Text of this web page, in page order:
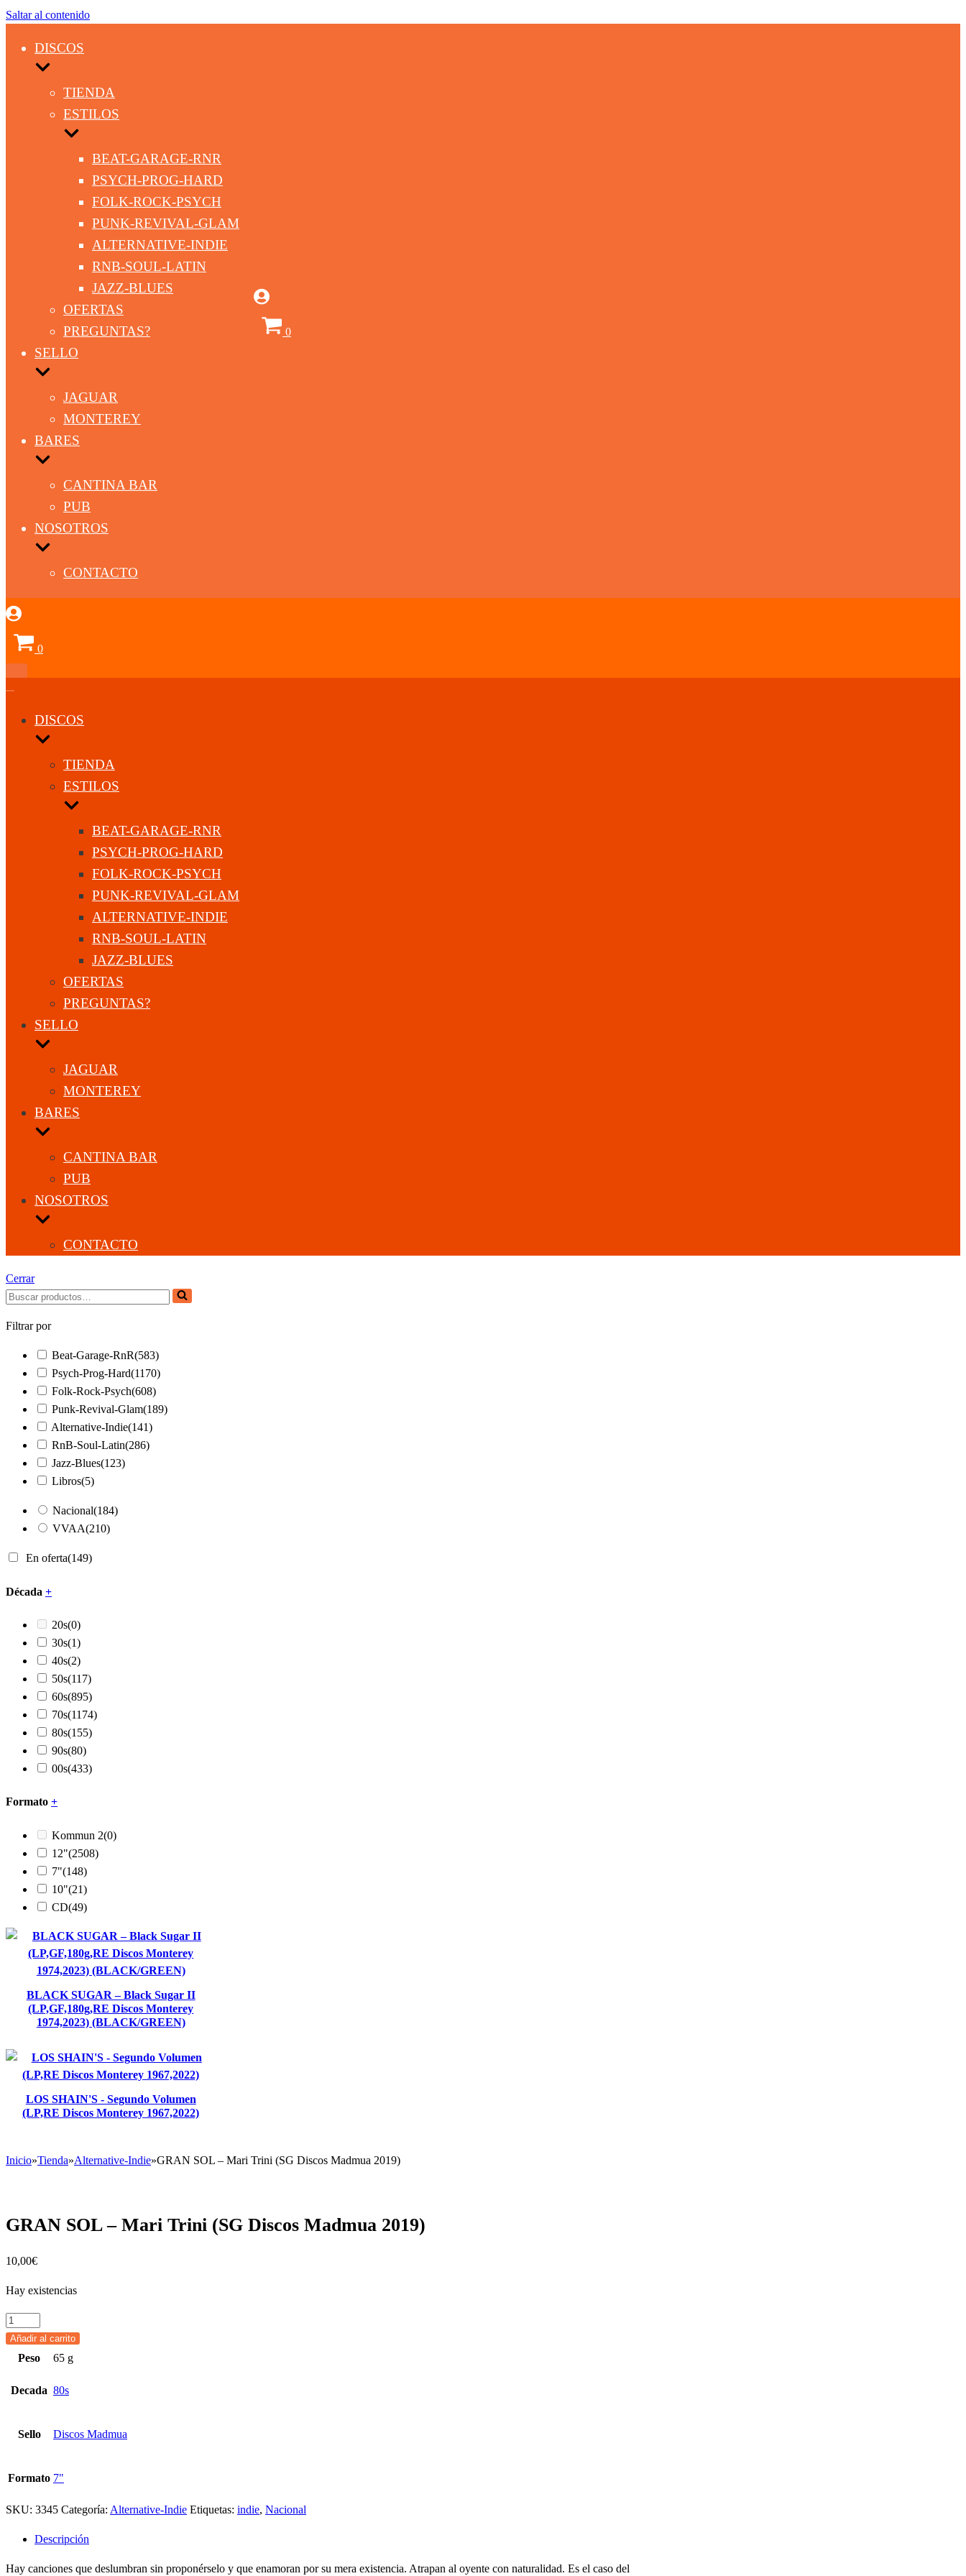
Saltar al contenido
DISCOS
TIENDA
ESTILOS
BEAT-GARAGE-RNR
PSYCH-PROG-HARD
FOLK-ROCK-PSYCH
PUNK-REVIVAL-GLAM
ALTERNATIVE-INDIE
RNB-SOUL-LATIN
JAZZ-BLUES
OFERTAS
PREGUNTAS?
SELLO
JAGUAR
MONTEREY
BARES
CANTINA BAR
PUB
NOSOTROS
CONTACTO
0
0
Menú
navegaciónDISCOS
TIENDA
ESTILOS
BEAT-GARAGE-RNR
PSYCH-PROG-HARD
FOLK-ROCK-PSYCH
PUNK-REVIVAL-GLAM
ALTERNATIVE-INDIE
RNB-SOUL-LATIN
JAZZ-BLUES
OFERTAS
PREGUNTAS?
SELLO
JAGUAR
MONTEREY
BARES
CANTINA BAR
PUB
NOSOTROS
CONTACTO
Cerrar
Buscar...
Filtrar por
Beat-Garage-RnR(583)
Psych-Prog-Hard(1170)
Folk-Rock-Psych(608)
Punk-Revival-Glam(189)
Alternative-Indie(141)
RnB-Soul-Latin(286)
Jazz-Blues(123)
Libros(5)
Nacional(184)
VVAA(210)
En oferta(149)
Década +
20s(0)
30s(1)
40s(2)
50s(117)
60s(895)
70s(1174)
80s(155)
90s(80)
00s(433)
Formato +
Kommun 2(0)
12"(2508)
7"(148)
10"(21)
CD(49)
BLACK SUGAR – Black Sugar II
(LP,GF,180g,RE Discos Monterey
1974,2023) (BLACK/GREEN)
LOS SHAIN'S - Segundo Volumen
(LP,RE Discos Monterey 1967,2022)
Inicio»Tienda»Alternative-Indie»GRAN SOL – Mari Trini (SG Discos Madmua 2019)
GRAN SOL – Mari Trini (SG Discos Madmua 2019)
10,00€
Hay existencias
GRAN
SOL
Trini
cantidad
Añadir al carrito
Peso 65 g
Decada 80s
Sello Discos Madmua
Formato 7"
SKU: 3345 Categoría: Alternative-Indie Etiquetas: indie, Nacional
Descripción
Hay canciones que deslumbran sin proponérselo y que enamoran por su mera existencia. Atrapan al oyente con naturalidad. Es el caso del